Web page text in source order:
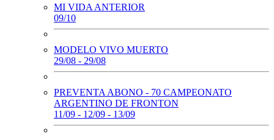
MI VIDA ANTERIOR
09/10
MODELO VIVO MUERTO
29/08 - 29/08
PREVENTA ABONO - 70 CAMPEONATO
ARGENTINO DE FRONTON
11/09 - 12/09 - 13/09